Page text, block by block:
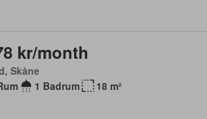
kr/month
Skåne
1 Badrum 18 m²